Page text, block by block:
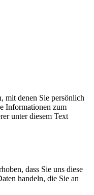
mit denen Sie persönlich
Informationen zum
unter diesem Text
dass Sie uns diese
handeln, die Sie an